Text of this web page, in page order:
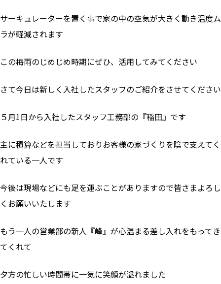
サーキュレーターを置く事で家の中の空気が大きく動き温度ム
ラが軽減されます
この梅雨のじめじめ時期にぜひ、活用してみてください
さて今日は新しく入社したスタッフのご紹介をさせてください
５月1日から入社したスタッフ工務部の『稲田』です
主に積算などを担当しておりお客様の家づくりを陰で支えてく
れている一人です
今後は現場などにも足を運ぶことがありますので皆さまよろし
くお願いいたします
もう一人の営業部の新人『峰』が心温まる差し入れをもってき
てくれて
夕方の忙しい時間帯に一気に笑顔が溢れました